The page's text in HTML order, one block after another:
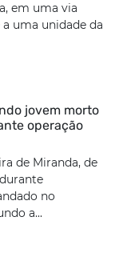
em uma via
uma unidade da
jovem morto
operação
de Miranda, de
no
a...